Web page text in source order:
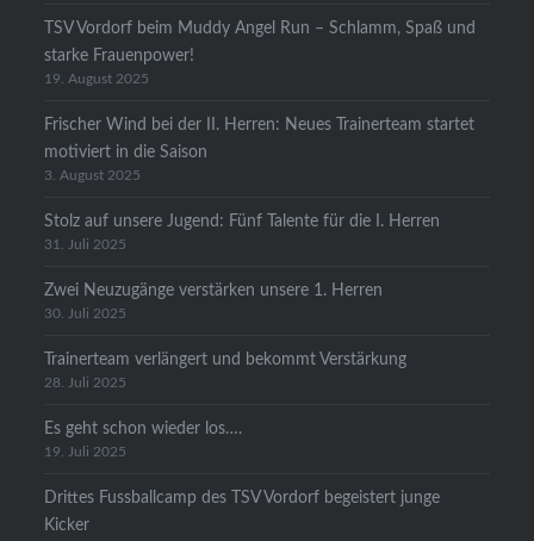
TSV Vordorf beim Muddy Angel Run – Schlamm, Spaß und
starke Frauenpower!
19. August 2025
Frischer Wind bei der II. Herren: Neues Trainerteam startet
motiviert in die Saison
3. August 2025
Stolz auf unsere Jugend: Fünf Talente für die I. Herren
31. Juli 2025
Zwei Neuzugänge verstärken unsere 1. Herren
30. Juli 2025
Trainerteam verlängert und bekommt Verstärkung
28. Juli 2025
Es geht schon wieder los….
19. Juli 2025
Drittes Fussballcamp des TSV Vordorf begeistert junge
Kicker